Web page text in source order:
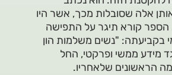
אלה שסובלות מכך, אשר היו
הספר קורא תיגר על התפישה
בקביעתה: "נשים משלמות הון
מידע ממשי ופרקטי, החל
הראשונים שלאחריו.